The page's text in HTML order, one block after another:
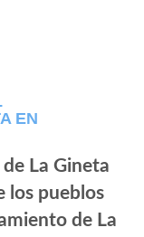
EN
los pueblos
de La